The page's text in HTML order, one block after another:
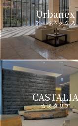
Urbanex
アーバネックス
CASTALIA
カスタリア